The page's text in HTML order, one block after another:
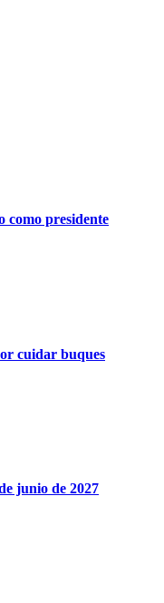
como presidente
cuidar buques
junio de 2027